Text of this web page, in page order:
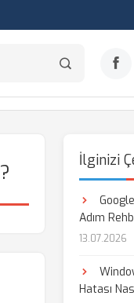
İlginizi
Adım
13.07.2026
Hatası